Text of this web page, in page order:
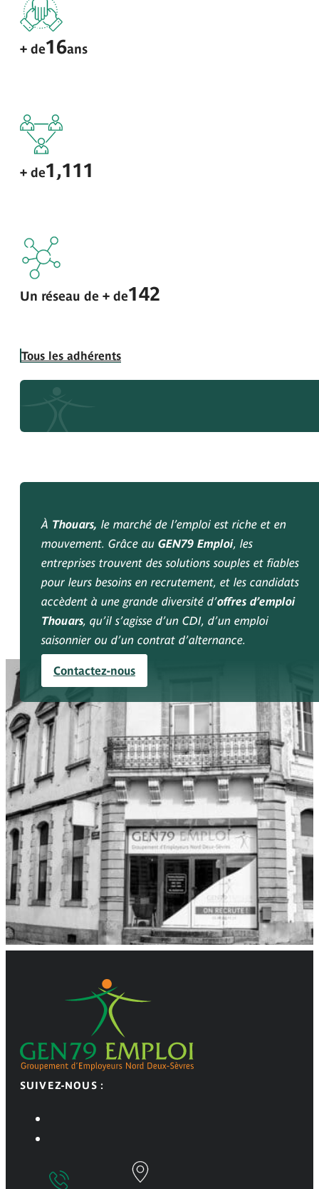
+ de16ans
Un réseau de + de142
Tous les adhérents
+ de1,111
À Thouars, le marché de l’emploi est riche et en
mouvement. Grâce au GEN79 Emploi, les
entreprises trouvent des solutions souples et fiables
pour leurs besoins en recrutement, et les candidats
accèdent à une grande diversité d’offres d’emploi
Thouars, qu’il s’agisse d’un CDI, d’un emploi
saisonnier ou d’un contrat d’alternance.
Contactez-nous
SUIVEZ-NOUS :